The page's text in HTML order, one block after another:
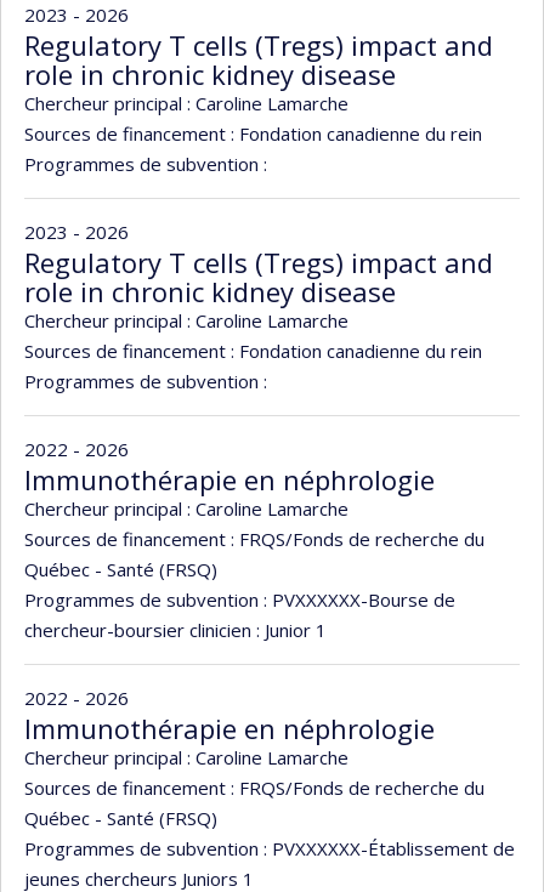
2023 - 2026
Regulatory T cells (Tregs) impact and
role in chronic kidney disease
Chercheur principal : Caroline Lamarche
Sources de financement : Fondation canadienne du rein
Programmes de subvention :
2023 - 2026
Regulatory T cells (Tregs) impact and
role in chronic kidney disease
Chercheur principal : Caroline Lamarche
Sources de financement : Fondation canadienne du rein
Programmes de subvention :
2022 - 2026
Immunothérapie en néphrologie
Chercheur principal : Caroline Lamarche
Sources de financement : FRQS/Fonds de recherche du
Québec - Santé (FRSQ)
Programmes de subvention : PVXXXXXX-Bourse de
chercheur-boursier clinicien : Junior 1
2022 - 2026
Immunothérapie en néphrologie
Chercheur principal : Caroline Lamarche
Sources de financement : FRQS/Fonds de recherche du
Québec - Santé (FRSQ)
Programmes de subvention : PVXXXXXX-Établissement de
jeunes chercheurs Juniors 1